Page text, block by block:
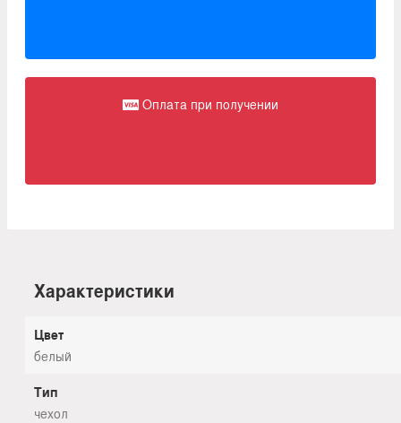
Оплата при получении
Характеристики
Цвет
белый
Тип
чехол